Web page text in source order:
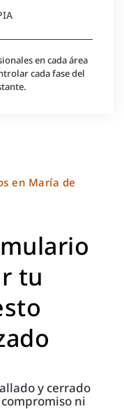
en cada área
cada fase del
en María de
tu
y cerrado
ni